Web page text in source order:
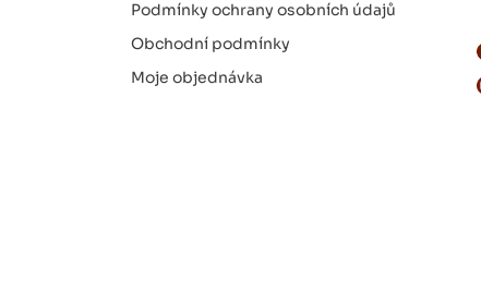
Podmínky ochrany osobních údajů
Obchodní podmínky
Moje objednávka